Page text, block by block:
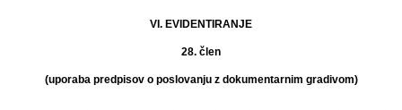
VI. EVIDENTIRANJE
28. člen
(uporaba predpisov o poslovanju z dokumentarnim gradivom)